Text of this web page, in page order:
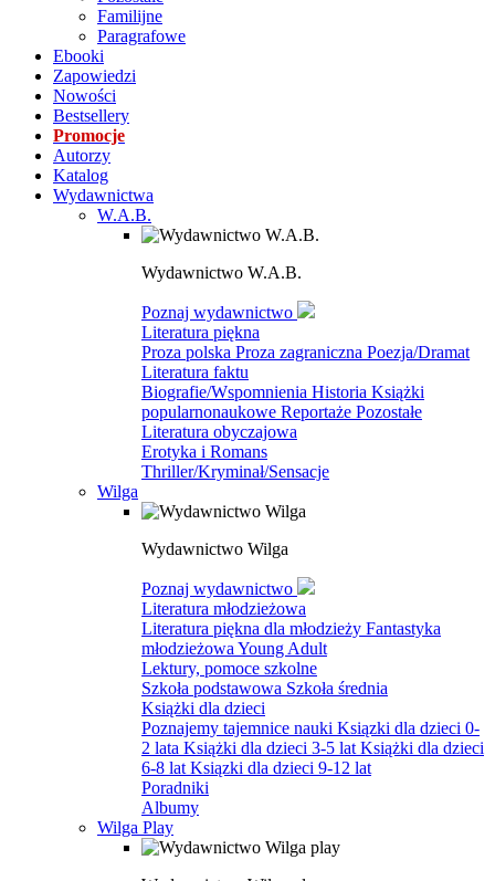
Familijne
Paragrafowe
Ebooki
Zapowiedzi
Nowości
Bestsellery
Promocje
Autorzy
Katalog
Wydawnictwa
W.A.B.
Wydawnictwo W.A.B.
Poznaj wydawnictwo
Literatura piękna
Proza polska Proza zagraniczna Poezja/Dramat
Literatura faktu
Biografie/Wspomnienia Historia Książki
popularnonaukowe Reportaże Pozostałe
Literatura obyczajowa
Erotyka i Romans
Thriller/Kryminał/Sensacje
Wilga
Wydawnictwo Wilga
Poznaj wydawnictwo
Literatura młodzieżowa
Literatura piękna dla młodzieży Fantastyka
młodzieżowa Young Adult
Lektury, pomoce szkolne
Szkoła podstawowa Szkoła średnia
Książki dla dzieci
Poznajemy tajemnice nauki Ksiązki dla dzieci 0-
2 lata Książki dla dzieci 3-5 lat Książki dla dzieci
6-8 lat Ksiązki dla dzieci 9-12 lat
Poradniki
Albumy
Wilga Play